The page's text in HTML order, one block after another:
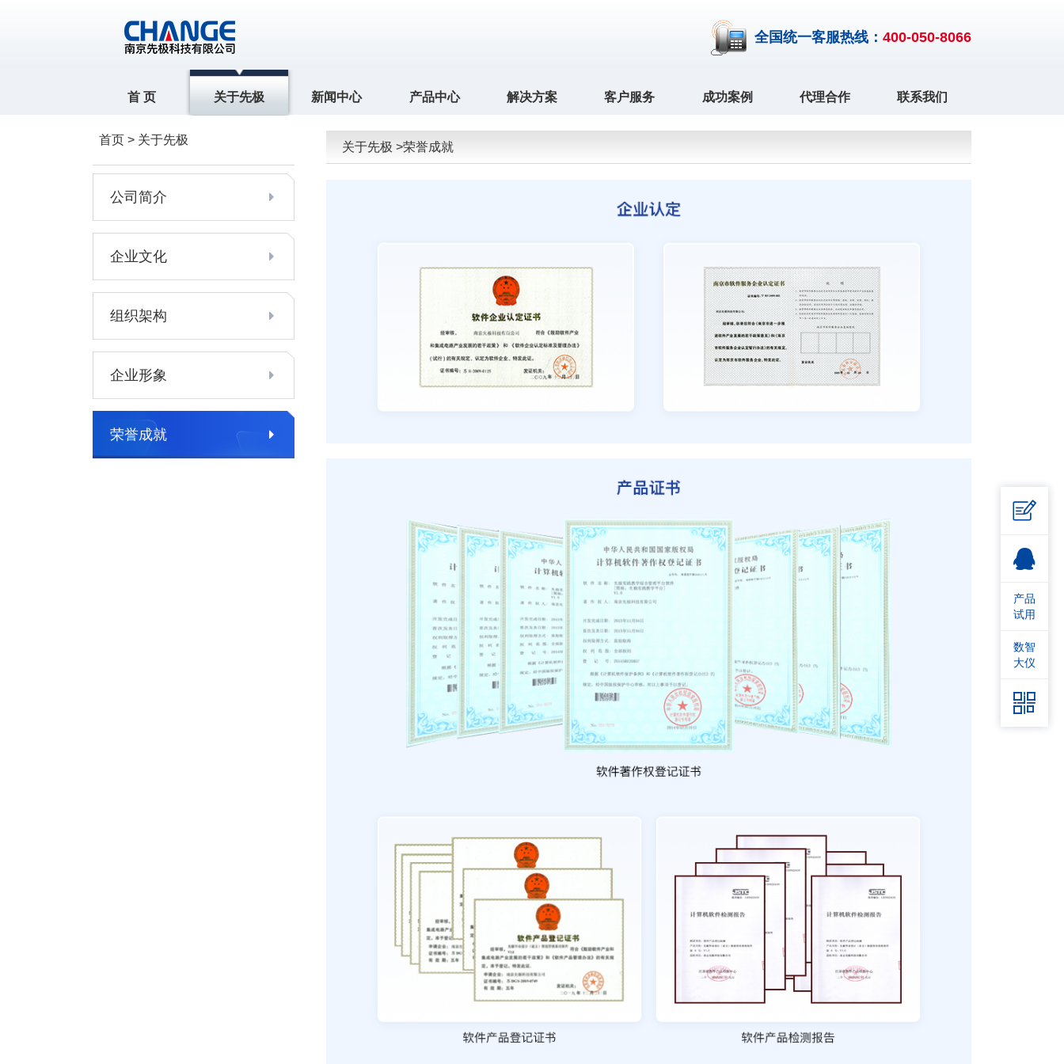
全国统一客服热线： 400-050-8066
首 页 关于先极 新闻中心 产品中心 解决方案 客户服务 成功案例 代理合作 联系我们
首页 > 关于先极
公司简介
企业文化
组织架构
企业形象
荣誉成就
关于先极 >荣誉成就

产品
试用
数智
大仪
